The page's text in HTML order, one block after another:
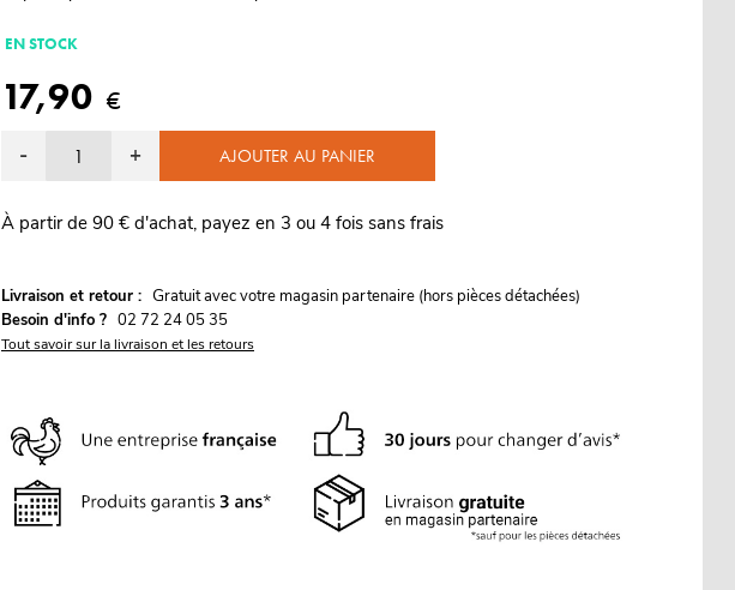
EN STOCK
17,90 €
- + AJOUTER AU PANIER
À partir de 90 € d'achat, payez en 3 ou 4 fois sans frais
Livraison et retour : Gratuit avec votre magasin partenaire (hors pièces détachées)
Besoin d'info ? 02 72 24 05 35
Tout savoir sur la livraison et les retours